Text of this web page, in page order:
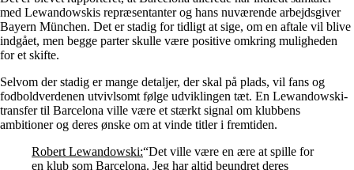
med Lewandowskis repræsentanter og hans nuværende arbejdsgiver
Bayern München. Det er stadig for tidligt at sige, om en aftale vil blive
indgået, men begge parter skulle være positive omkring muligheden
for et skifte.
Selvom der stadig er mange detaljer, der skal på plads, vil fans og
fodboldverdenen utvivlsomt følge udviklingen tæt. En Lewandowski-
transfer til Barcelona ville være et stærkt signal om klubbens
ambitioner og deres ønske om at vinde titler i fremtiden.
Robert Lewandowski:“Det ville være en ære at spille for
en klub som Barcelona. Jeg har altid beundret deres